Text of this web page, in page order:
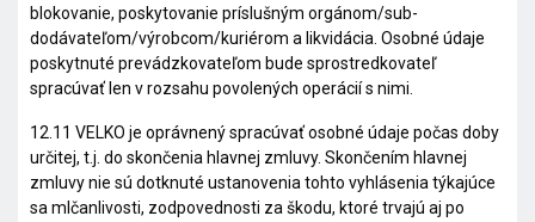
blokovanie, poskytovanie príslušným orgánom/sub-
dodávateľom/výrobcom/kuriérom a likvidácia. Osobné údaje
poskytnuté prevádzkovateľom bude sprostredkovateľ
spracúvať len v rozsahu povolených operácií s nimi.
12.11 VELKO je oprávnený spracúvať osobné údaje počas doby
určitej, t.j. do skončenia hlavnej zmluvy. Skončením hlavnej
zmluvy nie sú dotknuté ustanovenia tohto vyhlásenia týkajúce
sa mlčanlivosti, zodpovednosti za škodu, ktoré trvajú aj po